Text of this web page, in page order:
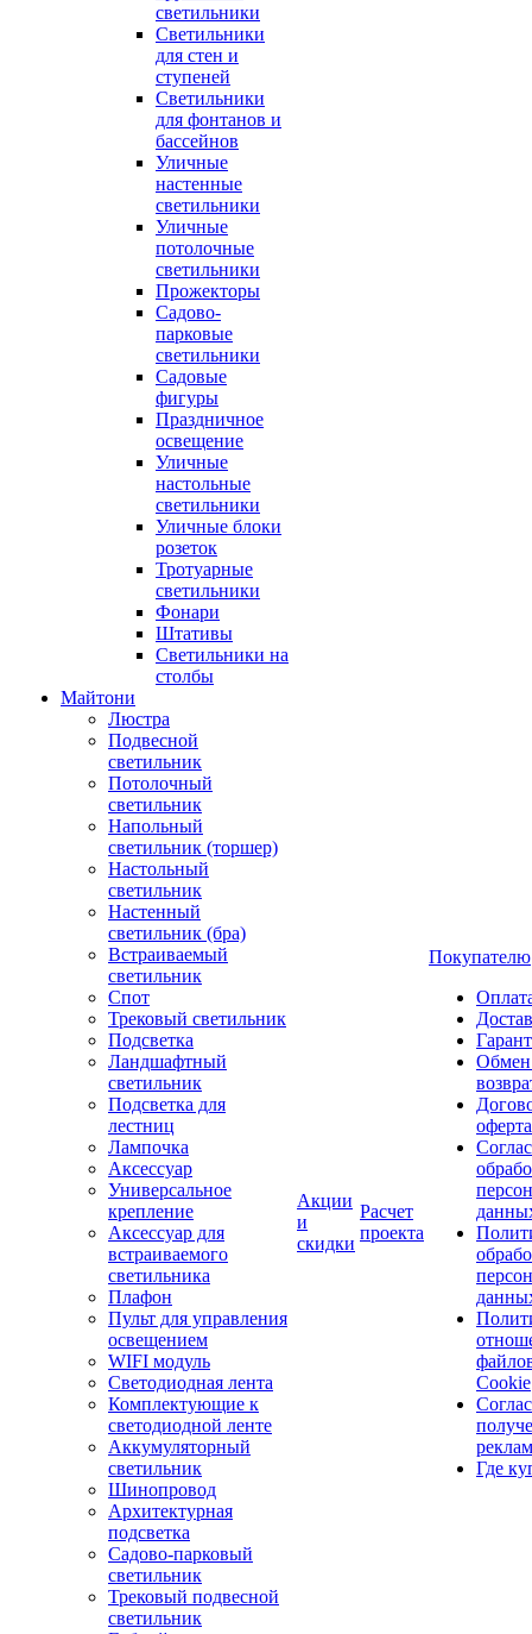
светильники
Светильники
для стен и
ступеней
Светильники
для фонтанов и
бассейнов
Уличные
настенные
светильники
Уличные
потолочные
светильники
Прожекторы
Садово-
парковые
светильники
Садовые
фигуры
Праздничное
освещение
Уличные
настольные
светильники
Уличные блоки
розеток
Тротуарные
светильники
Фонари
Штативы
Светильники на
столбы
Майтони
Люстра
Подвесной
светильник
Потолочный
светильник
Напольный
светильник (торшер)
Настольный
светильник
Настенный
светильник (бра)
Встраиваемый
светильник
Спот
Трековый светильник
Подсветка
Ландшафтный
светильник
Подсветка для
лестниц
Лампочка
Аксессуар
Универсальное
крепление
Аксессуар для
встраиваемого
светильника
Плафон
Пульт для управления
освещением
WIFI модуль
Светодиодная лента
Комплектующие к
светодиодной ленте
Аккумуляторный
светильник
Шинопровод
Архитектурная
подсветка
Садово-парковый
светильник
Трековый подвесной
светильник
Акции
и
скидки
Расчет
проекта
Покупателю
оферта
Cookie
Где